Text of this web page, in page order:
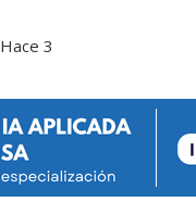
Hace 3